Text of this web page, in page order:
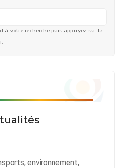
à votre recherche puis appuyez sur la
environnement,